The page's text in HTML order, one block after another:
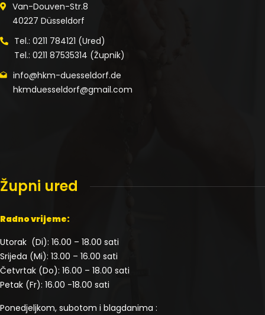
Van-Douven-Str.8
40227 Düsseldorf
Tel.: 0211 784121 (Ured)
Tel.: 0211 87535314 (Župnik)
info@hkm-duesseldorf.de
hkmduesseldorf@gmail.com
Župni ured
Radno vrijeme:
Utorak (Di): 16.00 – 18.00 sati
Srijeda (Mi): 13.00 – 16.00 sati
Četvrtak (Do): 16.00 – 18.00 sati
Petak (Fr): 16.00 -18.00 sati
Ponedjeljkom, subotom i blagdanima :